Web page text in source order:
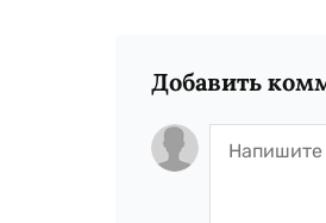
Добавить